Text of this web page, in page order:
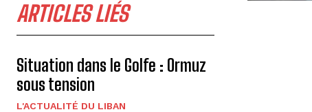
ARTICLES LIÉS
Situation dans le Golfe : Ormuz
sous tension
L'ACTUALITÉ DU LIBAN